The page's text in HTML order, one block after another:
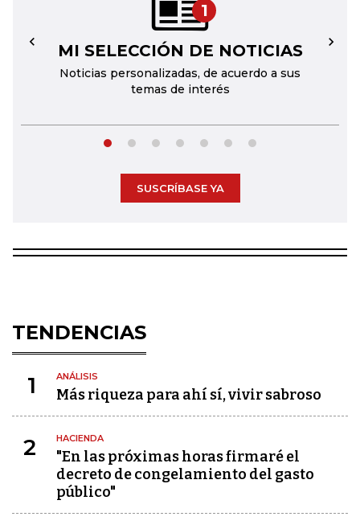
1
MI SELECCIÓN DE NOTICIAS
Noticias personalizadas, de acuerdo a sus
temas de interés
← →
SUSCRÍBASE YA
TENDENCIAS
1 ANÁLISIS
Más riqueza para ahí sí, vivir sabroso
2 HACIENDA
"En las próximas horas firmaré el
decreto de congelamiento del gasto
público"